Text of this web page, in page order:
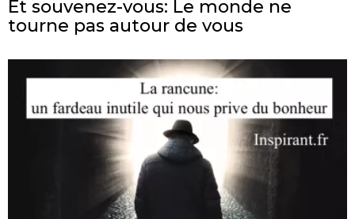
Et souvenez-vous: Le monde ne
tourne pas autour de vous